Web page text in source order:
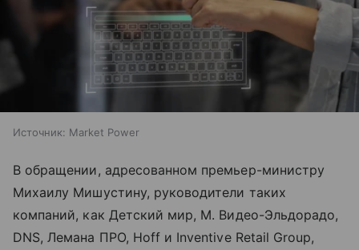
Источник: Market Power
В обращении, адресованном премьер-министру
Михаилу Мишустину, руководители таких
компаний, как Детский мир, М. Видео-Эльдорадо,
DNS, Лемана ПРО, Hoff и Inventive Retail Group,